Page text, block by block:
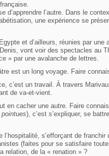
d’apprendre l’autre. Dans le
une expérience se
et d’ailleurs, réunies par
vont voir des spectacles au
» par une avalanche de lettres.
est un long voyage. Faire
c’est un travail. À travers
de va-et-vient.
en cacher une autre. Faire
), c’est s’expliquer, se
s’efforçant de
(faites pour se satisfaire
relation, de la « renation » ?